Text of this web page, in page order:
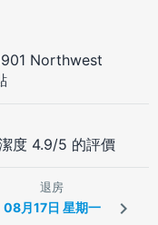
Northwest
度 4.9/5 的評價
退房